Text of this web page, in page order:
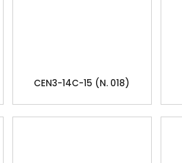
CEN3-14C-15 (N. 018)